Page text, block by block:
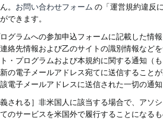
。 お問い合わせフォーム の「運営規約違反
できます。
グラムへの参加申込フォームに記載した情
絡先情報および乙のサイトの識別情報など
・プログラムおよび本規約に関する通知（
の電子メールアドレス宛てに送信すること
電子メールアドレスに送信された一切の通
される］非米国人に該当する場合で、アソ
のサービスを米国外で履行することになる